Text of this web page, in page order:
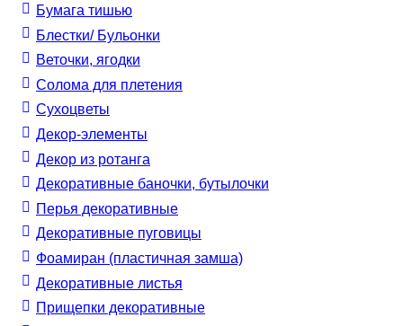
Бумага тишью
Блестки/ Бульонки
Веточки, ягодки
Солома для плетения
Cухоцветы
Декор-элементы
Декор из ротанга
Декоративные баночки, бутылочки
Перья декоративные
Декоративные пуговицы
Фоамиран (пластичная замша)
Декоративные листья
Прищепки декоративные